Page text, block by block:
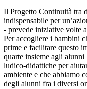
Il Progetto Continuità tra
indispensabile per
- prevede iniziative volte
Per accogliere i bambini
prime e facilitare questo
quarte insieme agli
ludico-didattiche per
ambiente e che abbiamo
degli alunni fra i diversi